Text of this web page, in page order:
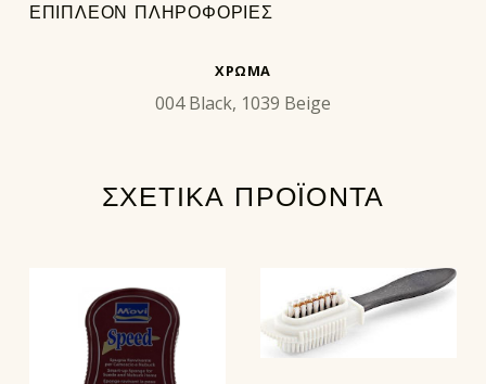
ΕΠΙΠΛΈΟΝ ΠΛΗΡΟΦΟΡΊΕΣ
ΧΡΏΜΑ
004 Black, 1039 Beige
ΣΧΕΤΙΚΆ ΠΡΟΪΌΝΤΑ